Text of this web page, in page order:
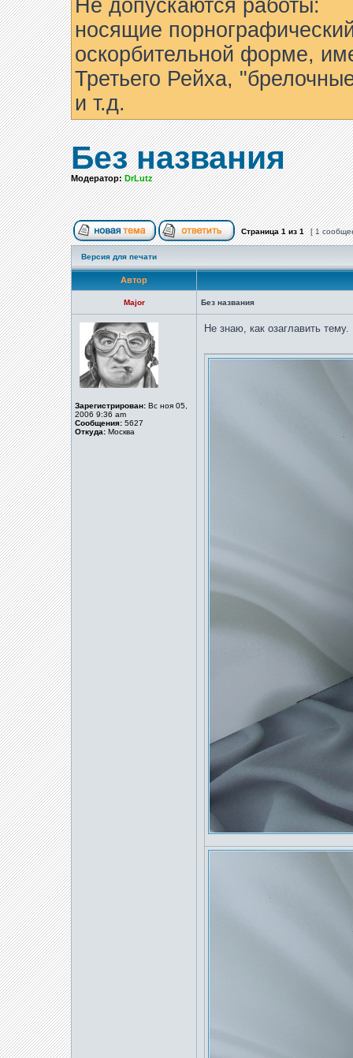
Не допускаются работы:
носящие
оскорбительной форме,
Третьего Рейха,
и т.д.
Без названия
Модератор:DrLutz
Страница1из1 [ 1
Версия для печати
Автор
Major Без названия
Зарегистрирован: Вс ноя 05,
2006 9:36 am
Сообщения: 5627
Откуда: Москва
Не знаю, как озаглавить